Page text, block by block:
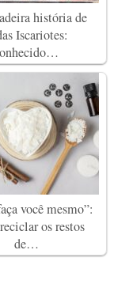
história de
Iscariotes:
você mesmo”:
os restos
de…